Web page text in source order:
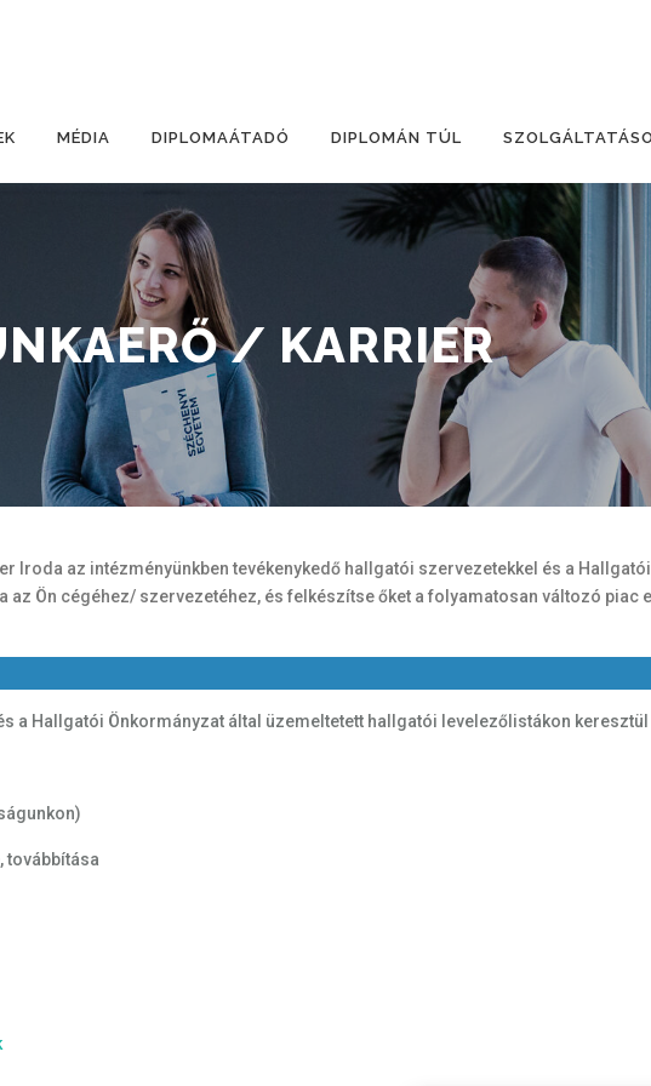
MÉDIA DIPLOMAÁTADÓ DIPLOMÁN TÚL
/ KARRIER
Iroda az intézményünkben tevékenykedő hallgatói szervezetekkel és a
Ön cégéhez/ szervezetéhez, és felkészítse őket a folyamatosan változó piac
a Hallgatói Önkormányzat által üzemeltetett hallgatói levelezőlistákon keresztül
továbbítása